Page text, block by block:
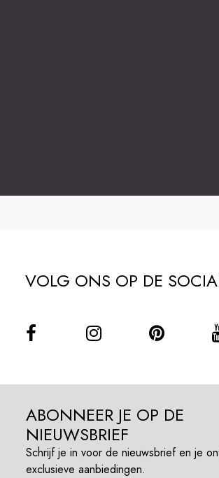
VOLG ONS OP DE
ABONNEER JE OP DE
NIEUWSBRIEF
Schrijf je in voor de nieuwsbrief en je
exclusieve aanbiedingen.